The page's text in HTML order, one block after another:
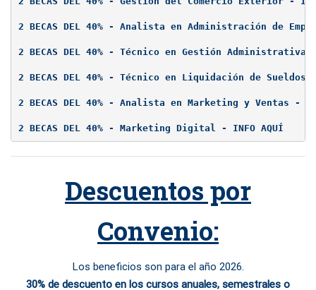
2 BECAS DEL 40% - Analista en Administración de
2 BECAS DEL 40% - Técnico en Gestión Administrativa
2 BECAS DEL 40% - Técnico en Liquidación de
2 BECAS DEL 40% - Analista en Marketing y Ventas -
2 BECAS DEL 40% - Marketing Digital - INFO AQUÍ
Descuentos por
Convenio:
Los beneficios son para el año 2026.
30% de descuento en los cursos anuales, semestrales o